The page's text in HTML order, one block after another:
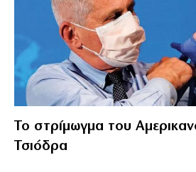
Το στρίμωγμα του
Τσιόδρα